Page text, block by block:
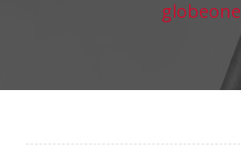
globeone